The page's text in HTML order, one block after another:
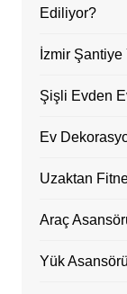
Ediliyor?
İzmir Şantiye
Şişli Evden
Ev
Uzaktan
Araç
Yük